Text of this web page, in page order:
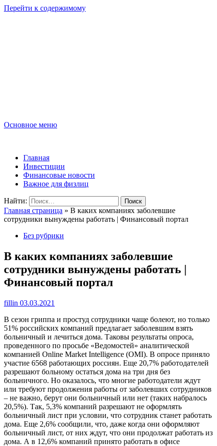
Перейти к содержимому
Основное меню
Главная
Инвестиции
Финансовые новости
Важное для физлиц
Найти:
Главная страница » В каких компаниях заболевшие
сотрудники вынуждены работать | Финансовый портал
Без рубрики
В каких компаниях заболевшие
сотрудники вынуждены работать |
Финансовый портал
fillin 03.03.2021
В сезон гриппа и простуд сотрудники чаще болеют, но только
51% российских компаний предлагает заболевшим взять
больничный и лечиться дома. Таковы результаты опроса,
проведенного по просьбе «Ведомостей» аналитической
компанией Online Market Intelligence (OMI). В опросе приняло
участие 6568 работающих россиян. Еще 20,7% работодателей
разрешают больному остаться дома на три дня без
больничного. Но оказалось, что многие работодатели ждут
или требуют продолжения работы от заболевших сотрудников
– не важно, берут они больничный или нет (таких набралось
20,5%). Так, 5,3% компаний разрешают не оформлять
больничный лист при условии, что сотрудник станет работать
дома. Еще 2,6% сообщили, что, даже когда они оформляют
больничный лист, от них ждут, что они продолжат работать из
дома. А в 12,6% компаний принято работать в офисе